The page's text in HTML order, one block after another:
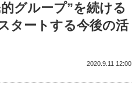
グループ”を続ける
タートする今後の活
2020.9.11 12:00